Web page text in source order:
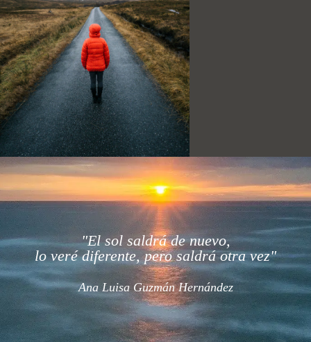
"El sol saldrá de nuevo,
lo veré diferente, pero saldrá otra vez"
Ana Luisa Guzmán Hernández